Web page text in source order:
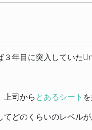
年目に突入していた
上司からとあるシート
どのくらいのレベル